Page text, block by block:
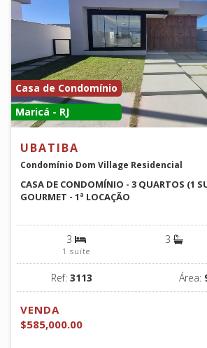
Casa de Condomínio
Maricá - RJ
UBATIBA
Condomínio Dom Village Residencial
CASA DE CONDOMÍNIO - 3 QUARTOS (1
GOURMET - 1ª LOCAÇÃO
3
1 suíte
3
Ref: 3113 Área:
VENDA
$585,000.00